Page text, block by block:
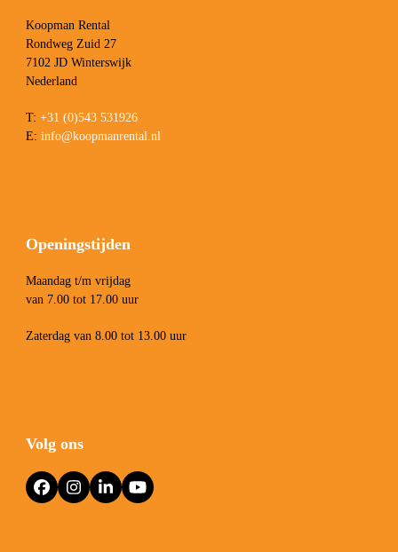
Koopman Rental
Rondweg Zuid 27
7102 JD Winterswijk
Nederland
T: +31 (0)543 531926
E: info@koopmanrental.nl
Openingstijden
Maandag t/m vrijdag
van 7.00 tot 17.00 uur
Zaterdag van 8.00 tot 13.00 uur
Volg ons
FacebookInstagram
LinkedInYouTube